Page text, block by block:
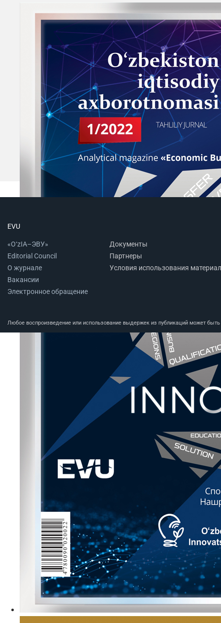
EVU
«O‘zIA–ЭВУ»
Editorial Council
О журнале
Вакансии
Электронное обращение
Документы
Партнеры
Условия использования
Любое воспроизведение или использование выдержек из публикаций может